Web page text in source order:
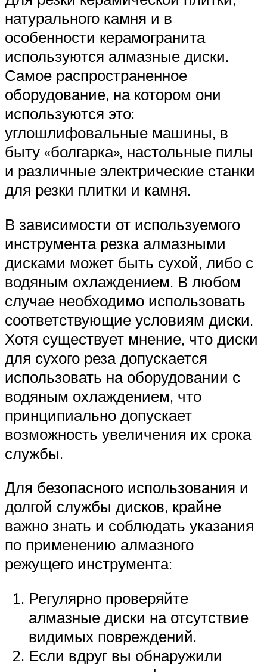
натурального камня и в
особенности керамогранита
используются алмазные диски.
Самое распространенное
оборудование, на котором они
используются это:
углошлифовальные машины, в
быту «болгарка», настольные пилы
и различные электрические станки
для резки плитки и камня.
В зависимости от используемого
инструмента резка алмазными
дисками может быть сухой, либо с
водяным охлаждением. В любом
случае необходимо использовать
соответствующие условиям диски.
Хотя существует мнение, что диски
для сухого реза допускается
использовать на оборудовании с
водяным охлаждением, что
принципиально допускает
возможность увеличения их срока
службы.
Для безопасного использования и
долгой службы дисков, крайне
важно знать и соблюдать указания
по применению алмазного
режущего инструмента:
Регулярно проверяйте
алмазные диски на отсутствие
видимых повреждений.
Если вдруг вы обнаружили